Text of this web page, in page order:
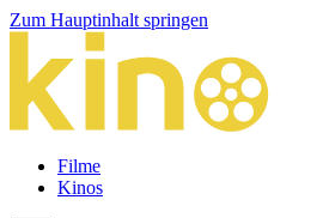
Zum Hauptinhalt springen
Filme
Kinos